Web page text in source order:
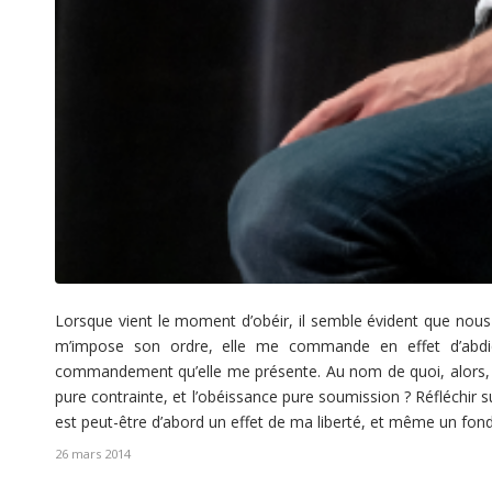
Lorsque vient le moment d’obéir, il semble évident que
m’impose son ordre, elle me commande en effet
commandement qu’elle me présente. Au nom de quoi,
pure contrainte, et l’obéissance pure soumission ? Réfléchir
est peut-être d’abord un effet de ma liberté, et même un
26 mars 2014